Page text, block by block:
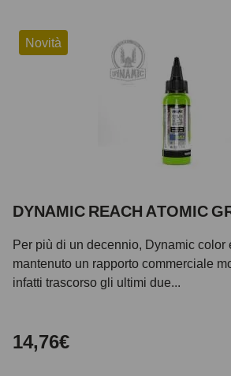
Novità
DYNAMIC REACH ATOMIC
Per più di un decennio, Dynamic
mantenuto un rapporto commerciale
infatti trascorso gli ultimi due...
14,76€